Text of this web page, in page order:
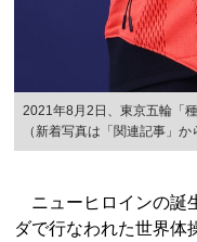
2021年8月2日、東京五輪「
（新着写真は「関連記事」
ニューヒロインの誕
ダで行なわれた世界体